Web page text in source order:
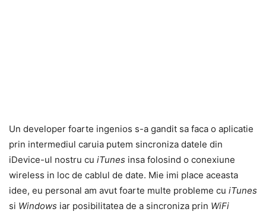
Un developer foarte ingenios s-a gandit sa faca o aplicatie
prin intermediul caruia putem sincroniza datele din
iDevice-ul nostru cu iTunes insa folosind o conexiune
wireless in loc de cablul de date. Mie imi place aceasta
idee, eu personal am avut foarte multe probleme cu iTunes
si Windows iar posibilitatea de a sincroniza prin WiFi